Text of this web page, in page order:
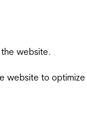
website.
website to